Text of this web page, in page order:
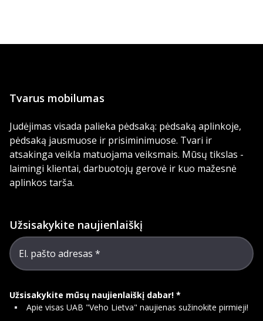
Tvarus mobilumas
Judėjimas visada palieka pėdsaką: pėdsaką aplinkoje,
pėdsaką jausmuose ir prisiminimuose. Tvari ir
atsakinga veikla matuojama veiksmais. Mūsų tikslas -
laimingi klientai, darbuotojų gerovė ir kuo mažesnė
aplinkos tarša.
Užsisakykite naujienlaiškį
El. pašto adresas
Užsisakykite mūsų naujienlaiškį dabar!
Apie visas UAB "Veho Lietva" naujienas sužinokite pirmieji!